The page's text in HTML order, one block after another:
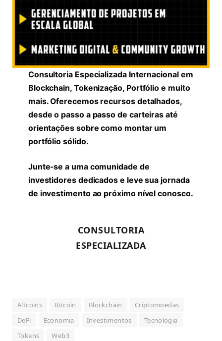
Consultoria Especializada Internacional em
Blockchain, Tokenização, Portfólio e muito
mais. Oferecemos recursos detalhados,
desde o passo a passo de carteiras até
orientações sobre como montar um
portfólio sólido.
Junte-se a uma comunidade de
investidores dedicados e leve sua jornada
de investimento ao próximo nível conosco.
CONSULTORIA
ESPECIALIZADA
Altcoins Bitcoin Blockchain
Criptomoedas
DeFi
Economia Investimentos
Tecnologia
Tokens
Web3